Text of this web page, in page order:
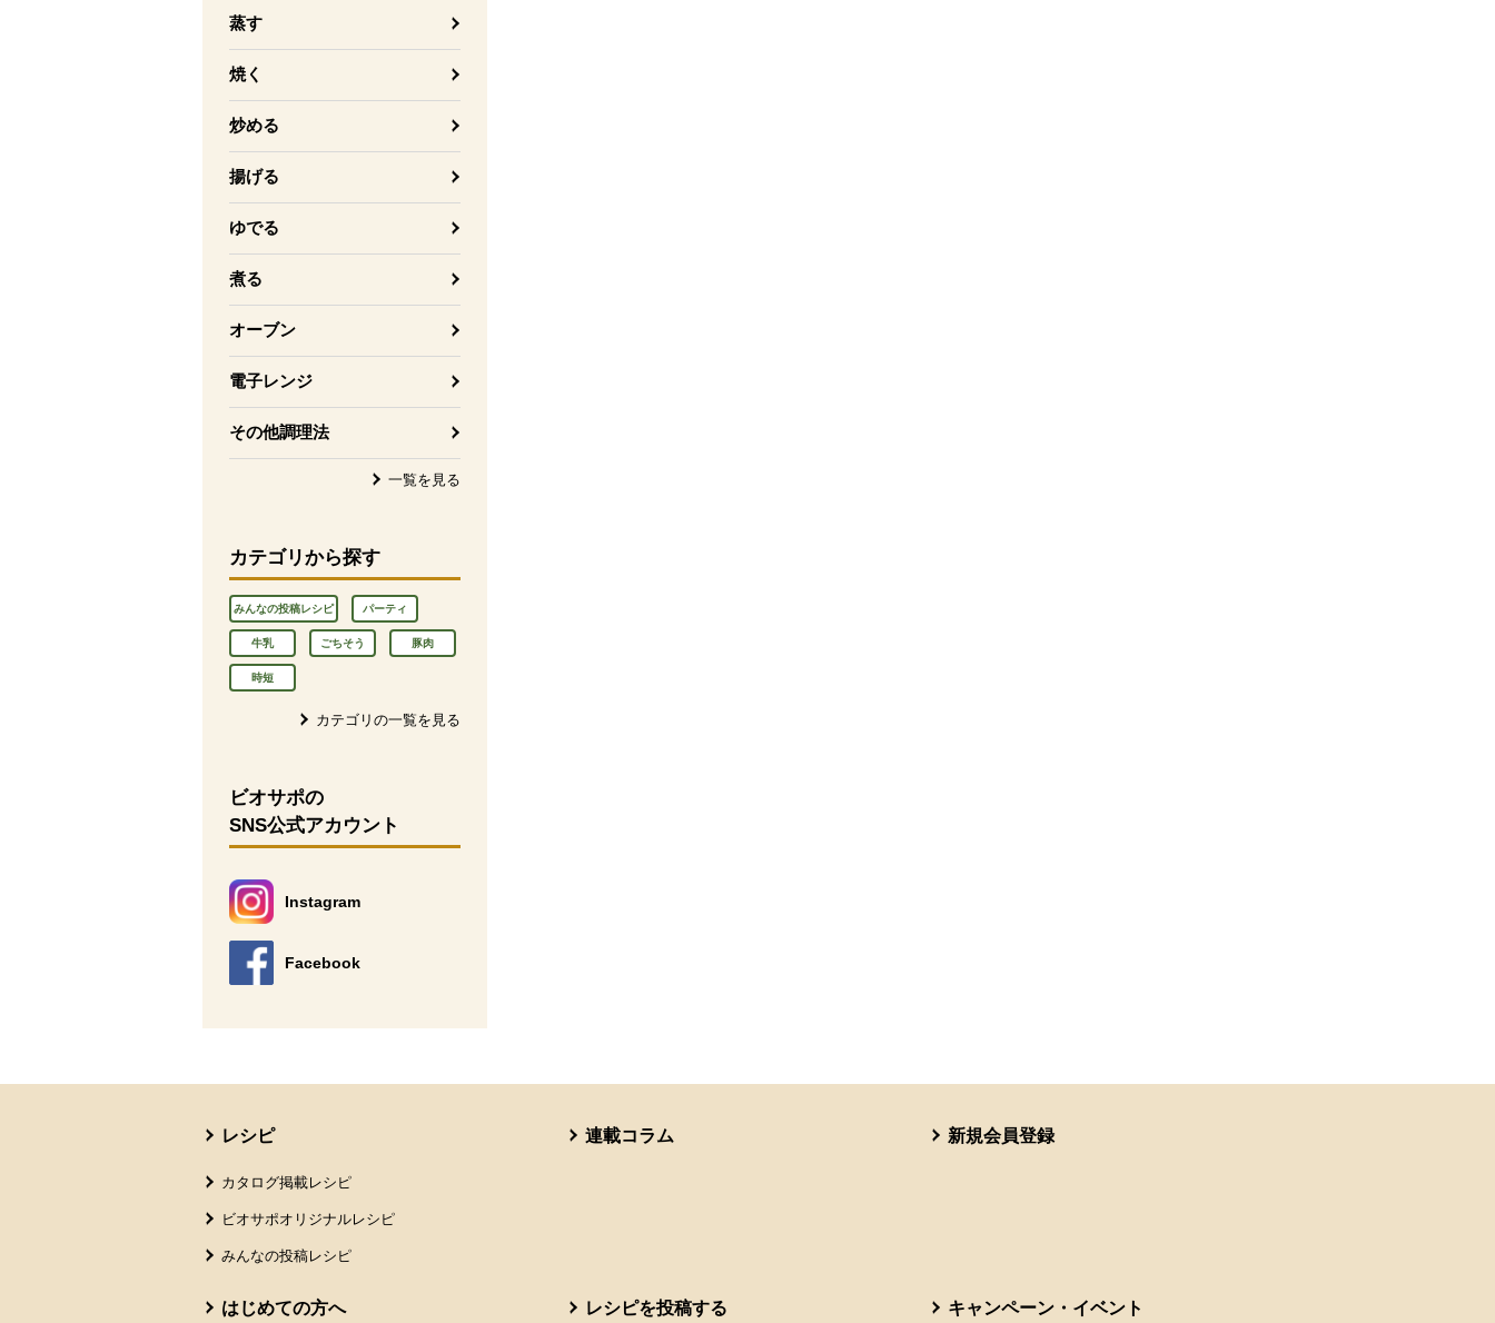
蒸す
焼く
炒める
揚げる
ゆでる
煮る
オーブン
電子レンジ
その他調理法
一覧を見る
カテゴリから探す
みんなの投稿レシピ パーティ
牛乳 ごちそう 豚肉
時短
カテゴリの一覧を見る
ビオサポの
SNS公式アカウント
Instagram
別のウィンドウで開きます。
Facebook
別のウィンドウで開きます。
レシピ
カタログ掲載レシピ
ビオサポオリジナルレシピ
みんなの投稿レシピ
連載コラム 新規会員登録
はじめての方へ レシピを投稿する キャンペーン・イベント